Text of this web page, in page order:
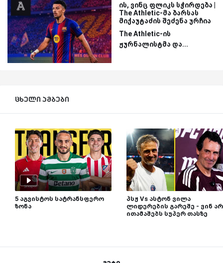
ის, ვინც ფლიკს სჭირდება |
The Athletic-მა ბარსას
მიქაუტაძის შეძენა ურჩია
The Athletic-ის
ჟურნალისტმა და...
ცხელი ამბები
5 აგვისტოს სატრანსფერო
ზონა
პსჟ Vs ასტონ ვილა
ლიდერების გარეშე - ვინ არ
ითამაშებს სუპერ თასზე